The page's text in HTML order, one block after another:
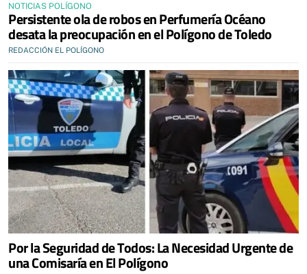
NOTICIAS POLÍGONO
Persistente ola de robos en Perfumería Océano
desata la preocupación en el Polígono de Toledo
REDACCIÓN EL POLÍGONO
Por la Seguridad de Todos: La Necesidad Urgente de
una Comisaría en El Polígono